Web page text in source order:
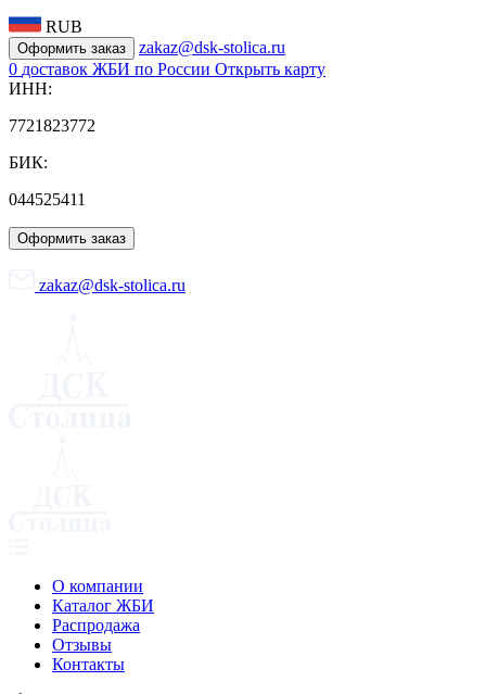
RUB
Оформить заказ
zakaz@dsk-stolica.ru
0 доставок ЖБИ по России Открыть карту
ИНН:
7721823772
БИК:
044525411
Оформить заказ
zakaz@dsk-stolica.ru
О компании
Каталог ЖБИ
Распродажа
Отзывы
Контакты